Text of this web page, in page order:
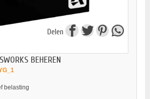
Delen
BEHEREN
belasting